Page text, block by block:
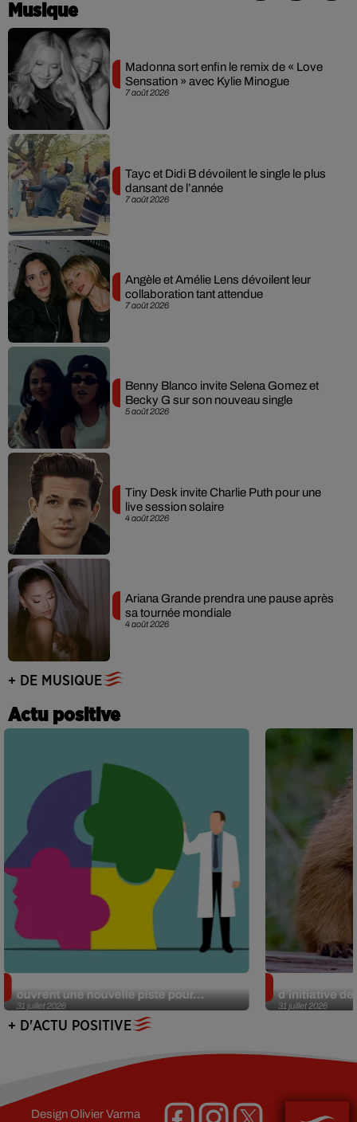
Musique
7 août 2026
Madonna sort enfin le remix de « Love
Sensation » avec Kylie Minogue
7 août 2026
Tayc et Didi B dévoilent le single le plus
dansant de l’année
7 août 2026
Angèle et Amélie Lens dévoilent leur
collaboration tant attendue
5 août 2026
Benny Blanco invite Selena Gomez et
Becky G sur son nouveau single
4 août 2026
Tiny Desk invite Charlie Puth pour une
live session solaire
4 août 2026
Ariana Grande prendra une pause après
sa tournée mondiale
+ DE MUSIQUE
Actu positive
31 juillet 2026
ouvrent une nouvelle piste pour...
31 juillet 2026
d’initiative
+ D'ACTU POSITIVE
DesignOlivier Varma